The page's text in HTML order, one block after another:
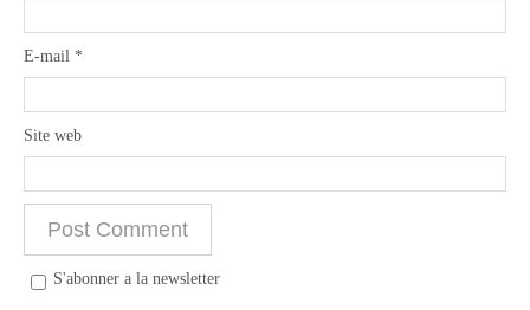
Tuto
E-mail *
Site web
S'abonner a la newsletter